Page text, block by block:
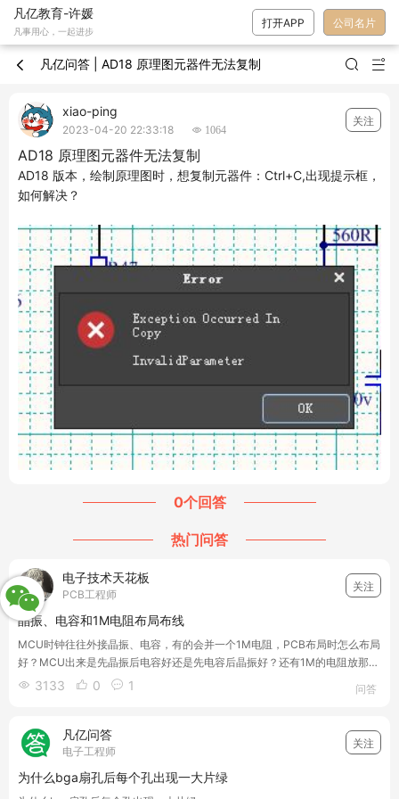
凡亿教育-许媛
凡事用心，一起进步
打开APP 公司名片
 凡亿问答 | AD18 原理图元器件无法复制  
xiao-ping
2023-04-20 22:33:18  1064
关注
AD18 原理图元器件无法复制
AD18 版本，绘制原理图时，想复制元器件：Ctrl+C,出现提示框，
如何解决？
0个回答
热门问答
电子技术天花板
PCB工程师
关注
晶振、电容和1M电阻布局布线
MCU时钟往往外接晶振、电容，有的会并一个1M电阻，PCB布局时怎么布局
好？MCU出来是先晶振后电容好还是先电容后晶振好？还有1M的电阻放那个
位置比较好？布线应该注意什么？
 3133  0  1 问答
凡亿问答
电子工程师
关注
为什么bga扇孔后每个孔出现一大片绿